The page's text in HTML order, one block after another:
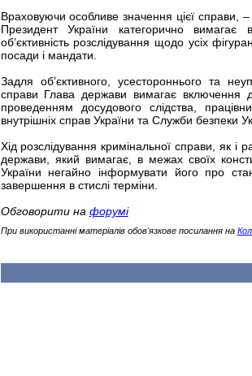
Враховуючи особливе значення цієї справи,
Президент України категорично вимагає
об’єктивність розслідування щодо усіх
посади і мандати.
Задля об’єктивного, усестороннього та
справи Глава держави вимагає включення
проведенням досудового слідства,
внутрішніх справ України та Служби безпеки
Хід розслідування кримінальної справи, як
держави, який вимагає, в межах своїх
України негайно інформувати його про
завершення в стислі терміни.
Обговорити на форумі
При використанні матеріалів обов'язкове посилання на